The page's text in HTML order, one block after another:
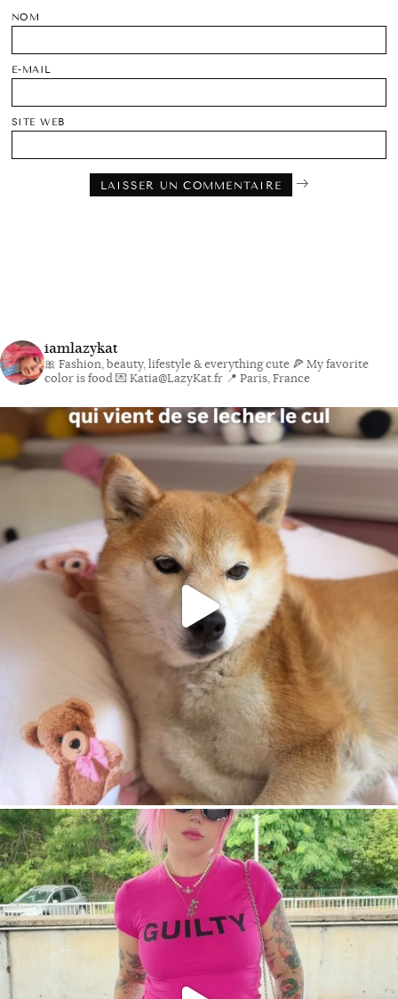
NOM
E-MAIL
SITE WEB
iamlazykat
🎀 Fashion, beauty, lifestyle & everything cute 🍕 My favorite
color is food💌 Katia@LazyKat.fr 📍 Paris, France